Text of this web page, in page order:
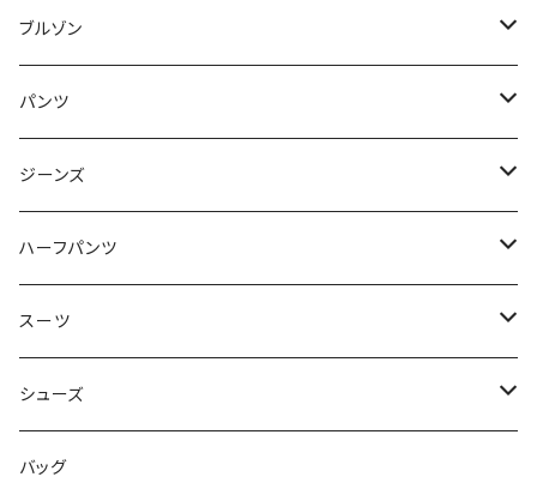
50/XL～
48/L
50/XL～
46/M
48/L
50/XL～
～44/S
46/M
48/L
50/XL～
ブルゾン
～44/S
46/M
48/L
50/XL～
パンツ
～44/S
46/M
48/L
50/XL～
ジーンズ
～44/S
46/M
48/L
50/XL～
ハーフパンツ
～44/S
46/M
48/L
スーツ
～44/S
46/M
シューズ
～25.5cm
バッグ